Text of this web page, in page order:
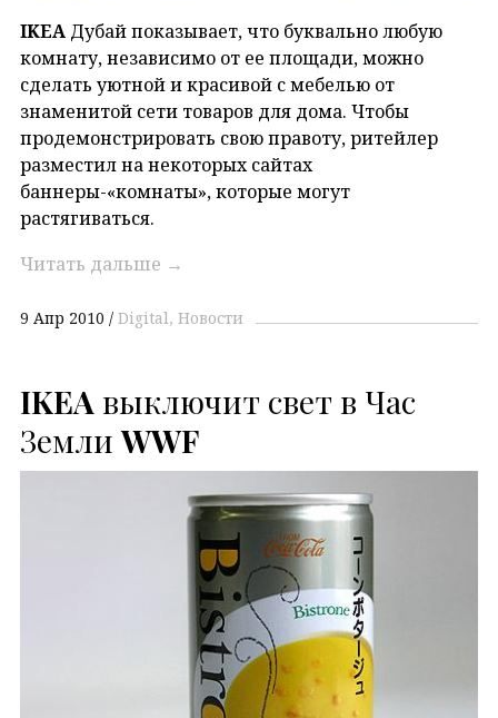
IKEA Дубай показывает, что буквально любую
комнату, независимо от ее площади, можно
сделать уютной и красивой с мебелью от
знаменитой сети товаров для дома. Чтобы
продемонстрировать свою правоту, ритейлер
разместил на некоторых сайтах
баннеры-«комнаты», которые могут
растягиваться.
Читать дальше →
9 Апр 2010 Digital Новости
IKEA выключит свет в Час
ЗемлиWWF